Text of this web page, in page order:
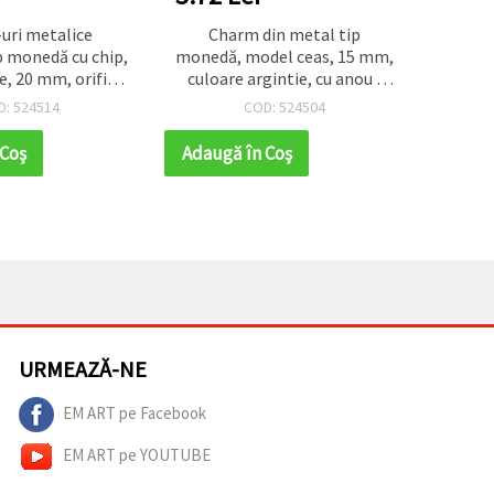
metalice
cu chip,
20 mm, orificiu
de 10 bucăți,
524514
Charm din metal tip
monedă, model ceas, 15 mm,
culoare argintie, cu anou -
set 50 bucăți
COD: 524504
Adaugă în Coş
URMEAZĂ-NE
EM ART pe Facebook
EM ART pe YOUTUBE